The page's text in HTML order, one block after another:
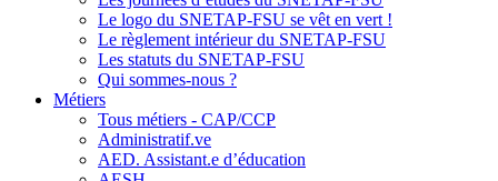
Le logo du SNETAP-FSU se vêt en vert !
Le règlement intérieur du SNETAP-FSU
Les statuts du SNETAP-FSU
Qui sommes-nous ?
Métiers
Tous métiers - CAP/CCP
Administratif.ve
AED. Assistant.e d’éducation